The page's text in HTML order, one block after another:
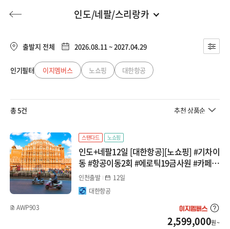
허니문 기획전/홈쇼핑 이벤트/혜택
투어플랜
허니문
인도/네팔/스리랑카
유럽/아프리카
동남아
일본
대만/홍콩/마카오
미주/캐나다/중남미
호주/뉴질랜드
인도/네팔
출발지 전체 2026.08.11 ~ 2027.04.29
인기필터 이지멤버스 노쇼핑 대한항공
총 5건 추천 상품순
스탠다드 노쇼핑
인도+네팔12일 [대한항공][노쇼핑] #기차이
동 #항공이동2회 #에로틱19금사원 #카페체
험
인천출발
12일
대한항공
AWP903
2,599,000원 ~